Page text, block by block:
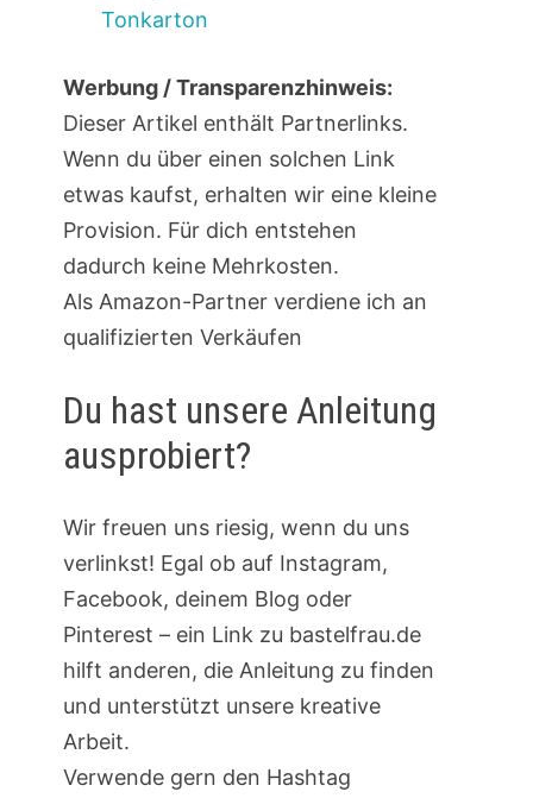
Tonkarton
Werbung / Transparenzhinweis:
Dieser Artikel enthält Partnerlinks.
Wenn du über einen solchen Link
etwas kaufst, erhalten wir eine kleine
Provision. Für dich entstehen
dadurch keine Mehrkosten.
Als Amazon-Partner verdiene ich an
qualifizierten Verkäufen
Du hast unsere Anleitung
ausprobiert?
Wir freuen uns riesig, wenn du uns
verlinkst! Egal ob auf Instagram,
Facebook, deinem Blog oder
Pinterest – ein Link zu bastelfrau.de
hilft anderen, die Anleitung zu finden
und unterstützt unsere kreative
Arbeit.
Verwende gern den Hashtag